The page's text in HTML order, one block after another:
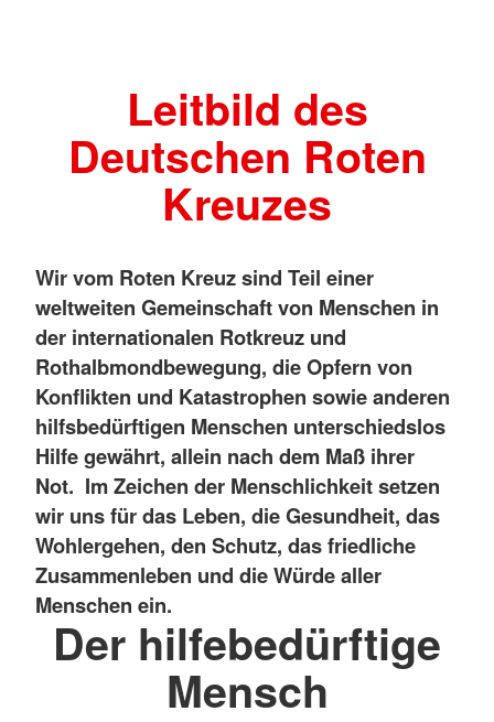
Leitbild des
Deutschen Roten
Kreuzes
Wir vom Roten Kreuz sind Teil einer
weltweiten Gemeinschaft von Menschen in
der internationalen Rotkreuz und
Rothalbmondbewegung, die Opfern von
Konflikten und Katastrophen sowie anderen
hilfsbedürftigen Menschen unterschiedslos
Hilfe gewährt, allein nach dem Maß ihrer
Not. Im Zeichen der Menschlichkeit setzen
wir uns für das Leben, die Gesundheit, das
Wohlergehen, den Schutz, das friedliche
Zusammenleben und die Würde aller
Menschen ein.
Der hilfebedürftige
Mensch